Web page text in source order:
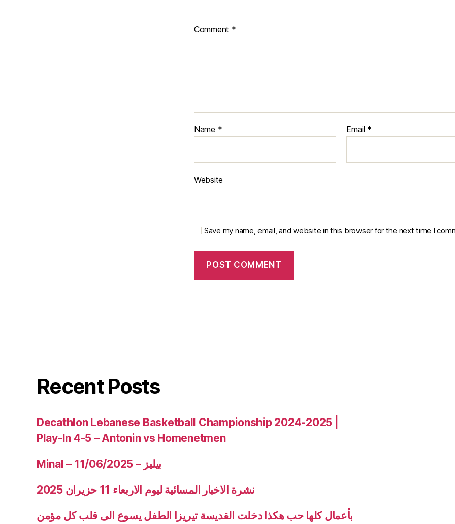
Comment *
Name * Email *
Website
Save my name, email, and website in this browser for the next time I
Recent Posts
Decathlon Lebanese Basketball Championship 2024-2025 |
Play-In 4-5 – Antonin vs Homenetmen
Minal – 11/06/2025 – بيليز
نشرة الاخبار المسائية ليوم الاربعاء 11 حزيران 2025
بأعمال كلها حب هكذا دخلت القديسة تيريزا الطفل يسوع الى قلب كل مؤمن